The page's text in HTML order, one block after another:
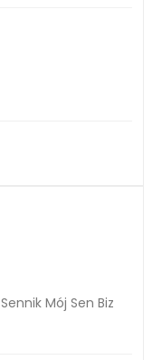
Sennik Mój Sen Biz